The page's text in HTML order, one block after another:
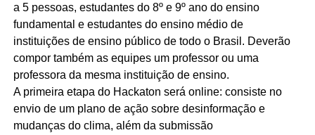
a 5 pessoas, estudantes do 8º e 9º ano do ensino
fundamental e estudantes do ensino médio de
instituições de ensino público de todo o Brasil. Deverão
compor também as equipes um professor ou uma
professora da mesma instituição de ensino.
A primeira etapa do Hackaton será online: consiste no
envio de um plano de ação sobre desinformação e
mudanças do clima, além da submissão